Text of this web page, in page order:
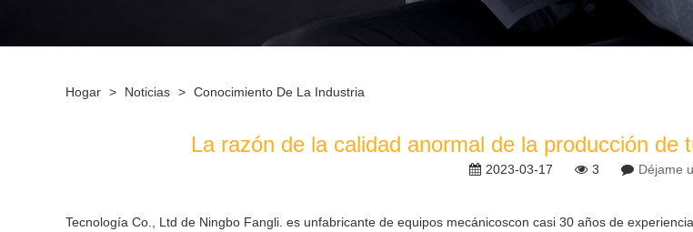
Hogar > Noticias > Conocimiento De La Industria
La razón de la calidad anormal de la producción
2023-03-17 3 Déjame
Tecnología Co., Ltd de Ningbo Fangli . es unfabricante de equipos mecánicoscon casi 30 años de